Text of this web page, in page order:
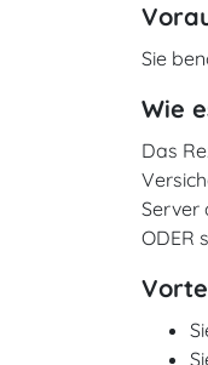
Sie
Wie
Das
Server
ODER